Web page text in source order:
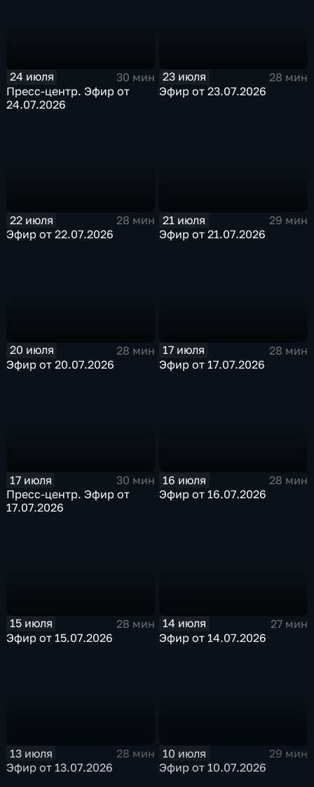
24 июля
30 мин
Пресс-центр. Эфир от
24.07.2026
23 июля
28 мин
Эфир от 23.07.2026
22 июля
28 мин
Эфир от 22.07.2026
21 июля
29 мин
Эфир от 21.07.2026
20 июля
28 мин
Эфир от 20.07.2026
17 июля
28 мин
Эфир от 17.07.2026
17 июля
30 мин
Пресс-центр. Эфир от
17.07.2026
16 июля
28 мин
Эфир от 16.07.2026
15 июля
28 мин
Эфир от 15.07.2026
14 июля
27 мин
Эфир от 14.07.2026
13 июля
28 мин
Эфир от 13.07.2026
10 июля
29 мин
Эфир от 10.07.2026